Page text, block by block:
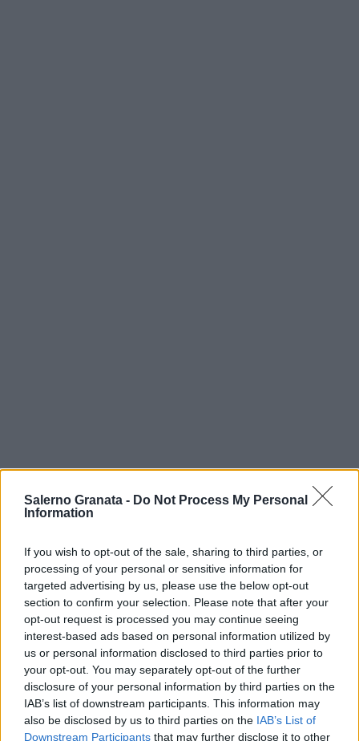
Salerno Granata - Do Not Process My Personal
Information
If you wish to opt-out of the sale, sharing to third parties, or
processing of your personal or sensitive information for
targeted advertising by us, please use the below opt-out
section to confirm your selection. Please note that after your
opt-out request is processed you may continue seeing
interest-based ads based on personal information utilized by
us or personal information disclosed to third parties prior to
your opt-out. You may separately opt-out of the further
disclosure of your personal information by third parties on the
IAB’s list of downstream participants. This information may
also be disclosed by us to third parties on the IAB’s List of
Downstream Participants that may further disclose it to other